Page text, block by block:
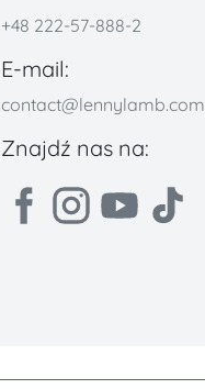
+48 222-57-888-2
E-mail:
contact@lennylamb.com
Znajdź nas na: